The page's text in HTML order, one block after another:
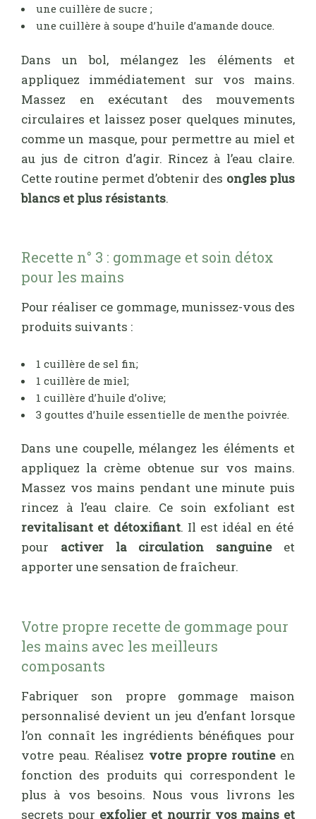
une cuillère de sucre ;
une cuillère à soupe d’huile d’amande douce.
Dans un bol, mélangez les éléments et
appliquez immédiatement sur vos mains.
Massez en exécutant des mouvements
circulaires et laissez poser quelques minutes,
comme un masque, pour permettre au miel et
au jus de citron d’agir. Rincez à l’eau claire.
Cette routine permet d’obtenir des ongles plus
blancs et plus résistants.
Recette n° 3 : gommage et soin détox
pour les mains
Pour réaliser ce gommage, munissez-vous des
produits suivants :
1 cuillère de sel fin;
1 cuillère de miel;
1 cuillère d’huile d’olive;
3 gouttes d’huile essentielle de menthe poivrée.
Dans une coupelle, mélangez les éléments et
appliquez la crème obtenue sur vos mains.
Massez vos mains pendant une minute puis
rincez à l’eau claire. Ce soin exfoliant est
revitalisant et détoxifiant. Il est idéal en été
pour activer la circulation sanguineet
apporter une sensation de fraîcheur.
Votre propre recette de gommage pour
les mains avec les meilleurs
composants
Fabriquer son propre gommage maison
personnalisé devient un jeu d’enfant lorsque
l’on connaît les ingrédients bénéfiques pour
votre peau. Réalisez votre propre routine en
fonction des produits qui correspondent le
plus à vos besoins. Nous vous livrons les
secrets pour exfolier et nourrir vos mains et